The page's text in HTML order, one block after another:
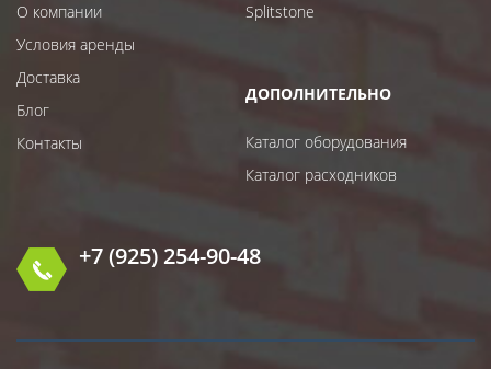
О компании
Условия аренды
Доставка
Блог
Контакты
Splitstone
ДОПОЛНИТЕЛЬНО
Каталог оборудования
Каталог расходников
+7 (925) 254-90-48